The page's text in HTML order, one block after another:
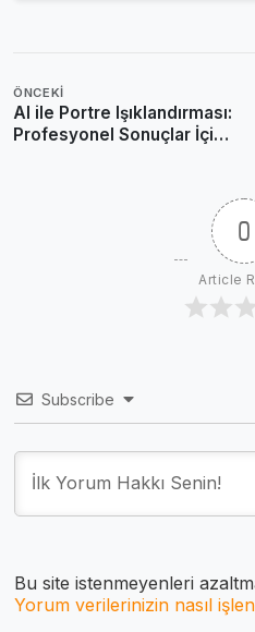
ÖNCEKI
AI ile Portre Işıklandırması:
Profesyonel Sonuçlar İçin
0
Article
Subscribe
Bu site istenmeyenleri
Yorum verilerinizin nasıl